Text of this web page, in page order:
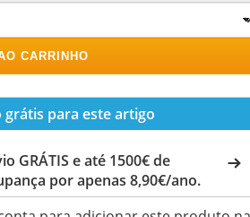
CARRINHO
grátis para este artigo
GRÁTIS e até 1500€ de
por apenas 8,90€/ano.